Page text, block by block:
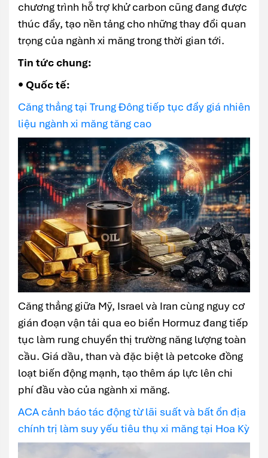
chương trình hỗ trợ khử carbon cũng đang được
thúc đẩy, tạo nền tảng cho những thay đổi quan
trọng của ngành xi măng trong thời gian tới.
Tin tức chung:
• Quốc tế:
Căng thẳng tại Trung Đông tiếp tục đẩy giá nhiên
liệu ngành xi măng tăng cao
Căng thẳng giữa Mỹ, Israel và Iran cùng nguy cơ
gián đoạn vận tải qua eo biển Hormuz đang tiếp
tục làm rung chuyển thị trường năng lượng toàn
cầu. Giá dầu, than và đặc biệt là petcoke đồng
loạt biến động mạnh, tạo thêm áp lực lên chi
phí đầu vào của ngành xi măng.
ACA cảnh báo tác động từ lãi suất và bất ổn địa
chính trị làm suy yếu tiêu thụ xi măng tại Hoa Kỳ